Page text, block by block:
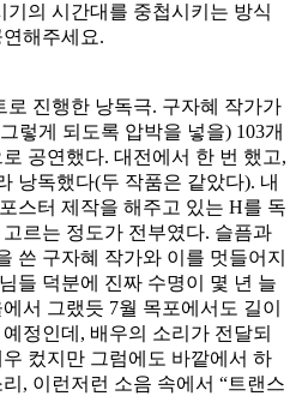
의 시간대를 중첩시키는 방식
해주세요.
진행한 낭독극. 구자혜 작가가
렇게 되도록 압박을 넣을) 103개
공연했다. 대전에서 한 번 했고,
낭독했다(두 작품은 같았다). 내
스터 제작을 해주고 있는 H를 독
르는 정도가 전부였다. 슬픔과
쓴 구자혜 작가와 이를 멋들어지
들 덕분에 진짜 수명이 몇 년 늘
서 그랬듯 7월 목포에서도 길이
정인데, 배우의 소리가 전달되
컸지만 그럼에도 바깥에서 하
, 이런저런 소음 속에서 “트랜스